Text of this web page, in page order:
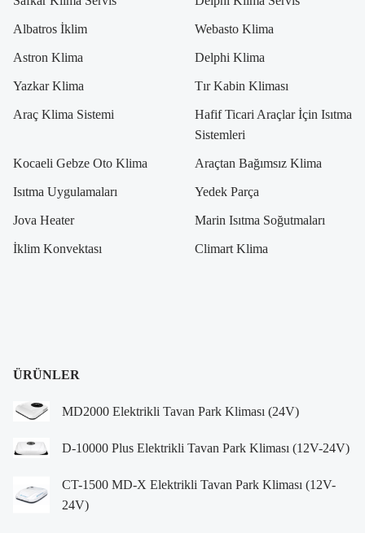
Albatros İklim Webasto Klima
Astron Klima Delphi Klima
Yazkar Klima Tır Kabin Kliması
Araç Klima Sistemi
Hafif Ticari Araçlar İçin Isıtma
Sistemleri
Kocaeli Gebze Oto Klima Araçtan Bağımsız Klima
Isıtma Uygulamaları Yedek Parça
Jova Heater Marin Isıtma Soğutmaları
İklim Konvektası Climart Klima
ÜRÜNLER
MD2000 Elektrikli Tavan Park Kliması (24V)
D-10000 Plus Elektrikli Tavan Park Kliması (12V-24V)
CT-1500 MD-X Elektrikli Tavan Park Kliması (12V-
24V)